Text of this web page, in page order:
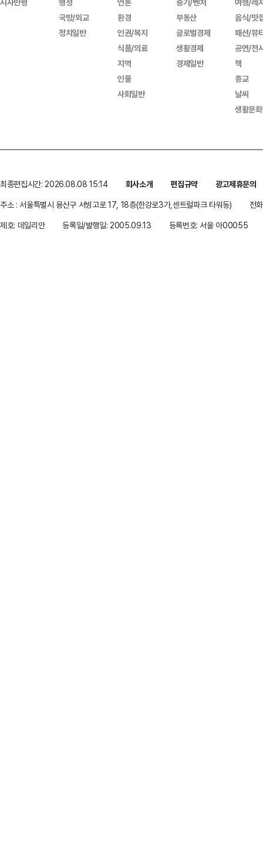
국방/외교
정치일반
환경
인권/복지
식품/의료
지역
인물
사회일반
부동산
글로벌경제
생활경제
경제일반
음식/맛
패션/뷰
공연/전
책
종교
날씨
생활문
최종편집시간: 2026.08.08 15:14 회사소개 편집규약
광고제휴문의
주소 : 서울특별시 용산구 서빙고로 17, 18층(한강로3가,센트럴파크 타워동)
전
제호: 데일리안
등록일/발행일: 2005.09.13 등록번호: 서울 아00055